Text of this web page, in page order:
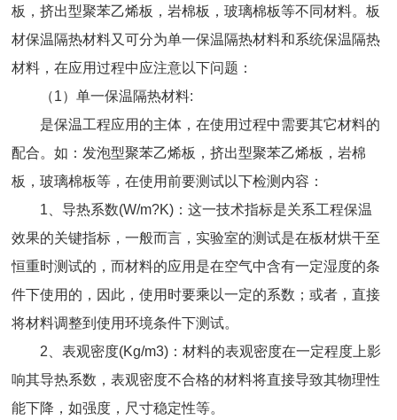
板，挤出型聚苯乙烯板，岩棉板，玻璃棉板等不同材料。板
材保温隔热材料又可分为单一保温隔热材料和系统保温隔热
材料，在应用过程中应注意以下问题：
（1）单一保温隔热材料:
是保温工程应用的主体，在使用过程中需要其它材料的
配合。如：发泡型聚苯乙烯板，挤出型聚苯乙烯板，岩棉
板，玻璃棉板等，在使用前要测试以下检测内容：
1、导热系数(W/m?K)：这一技术指标是关系工程保温
效果的关键指标，一般而言，实验室的测试是在板材烘干至
恒重时测试的，而材料的应用是在空气中含有一定湿度的条
件下使用的，因此，使用时要乘以一定的系数；或者，直接
将材料调整到使用环境条件下测试。
2、表观密度(Kg/m3)：材料的表观密度在一定程度上影
响其导热系数，表观密度不合格的材料将直接导致其物理性
能下降，如强度，尺寸稳定性等。